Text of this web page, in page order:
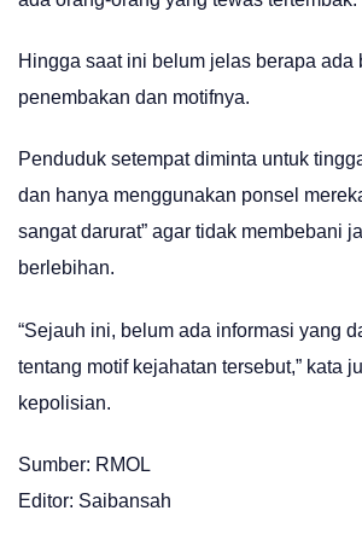
Hingga saat ini belum jelas berapa ada
penembakan dan motifnya.
Penduduk setempat diminta untuk
dan hanya menggunakan ponsel
sangat darurat” agar tidak membebani
berlebihan.
“Sejauh ini, belum ada informasi yang
tentang motif kejahatan tersebut,” kata
kepolisian.
Sumber: RMOL
Editor: Saibansah